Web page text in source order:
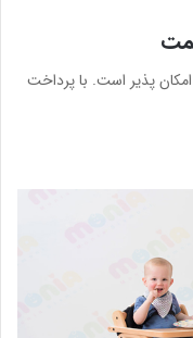
پذیر است. با پرداخت